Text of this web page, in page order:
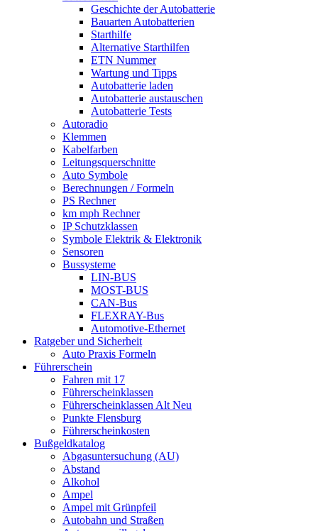
Geschichte der Autobatterie
Bauarten Autobatterien
Starthilfe
Alternative Starthilfen
ETN Nummer
Wartung und Tipps
Autobatterie laden
Autobatterie austauschen
Autobatterie Tests
Autoradio
Klemmen
Kabelfarben
Leitungsquerschnitte
Auto Symbole
Berechnungen / Formeln
PS Rechner
km mph Rechner
IP Schutzklassen
Symbole Elektrik & Elektronik
Sensoren
Bussysteme
LIN-BUS
MOST-BUS
CAN-Bus
FLEXRAY-Bus
Automotive-Ethernet
Ratgeber und Sicherheit
Auto Praxis Formeln
Führerschein
Fahren mit 17
Führerscheinklassen
Führerscheinklassen Alt Neu
Punkte Flensburg
Führerscheinkosten
Bußgeldkatalog
Abgasuntersuchung (AU)
Abstand
Alkohol
Ampel
Ampel mit Grünpfeil
Autobahn und Straßen